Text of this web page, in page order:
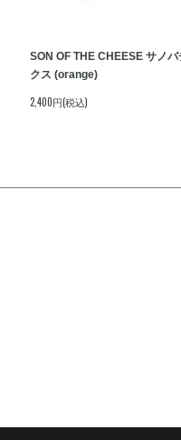
SON OF THE CHEESE サノ
クス (orange)
2,400円(税込)